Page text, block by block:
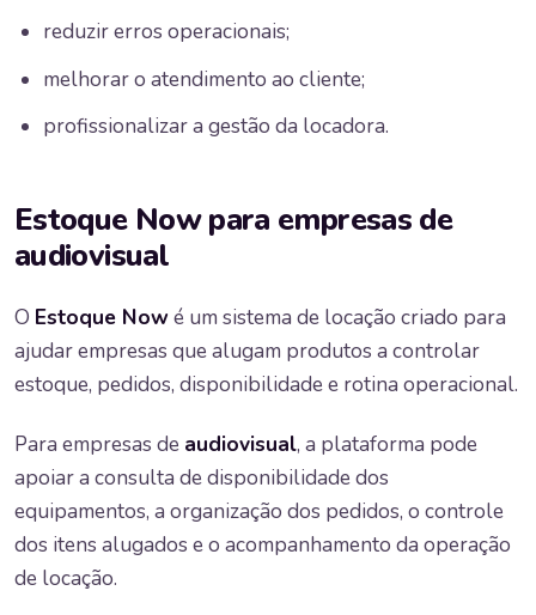
reduzir erros operacionais;
melhorar o atendimento ao cliente;
profissionalizar a gestão da locadora.
Estoque Now para empresas de
audiovisual
O Estoque Now é um sistema de locação criado para
ajudar empresas que alugam produtos a controlar
estoque, pedidos, disponibilidade e rotina operacional.
Para empresas de audiovisual, a plataforma pode
apoiar a consulta de disponibilidade dos
equipamentos, a organização dos pedidos, o controle
dos itens alugados e o acompanhamento da operação
de locação.